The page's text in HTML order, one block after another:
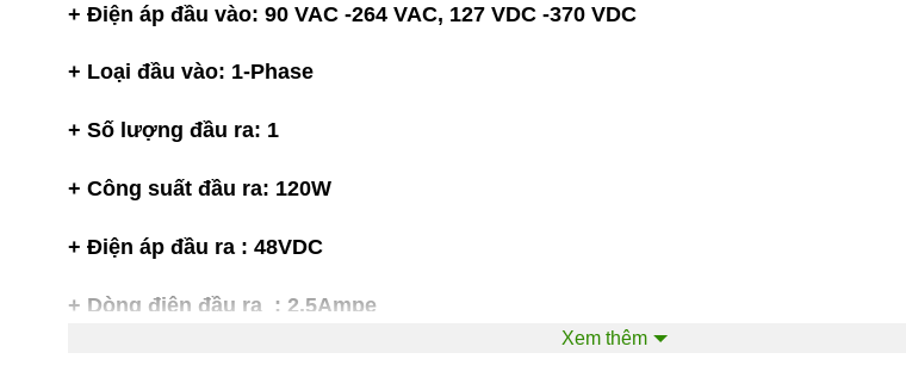
+ Điện áp đầu vào: 90 VAC -264 VAC, 127 VDC -370 VDC
+ Loại đầu vào: 1-Phase
+ Số lượng đầu ra: 1
+ Công suất đầu ra: 120W
+ Điện áp đầu ra : 48VDC
+ Dòng điện đầu ra : 2.5Ampe
Xem thêm